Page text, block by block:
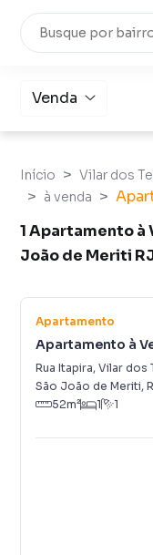
Venda
Início
Vilar dos
à venda
1 Apartamento à
João de Meriti
Apartamento
Apartamento à
Rua Itapira, Vilar dos
São João de Meriti,
52m² 1 1